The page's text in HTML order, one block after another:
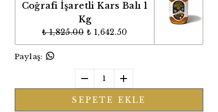
Coğrafi İşaretli Kars Balı 1
Kg
₺ 1,825.00 ₺ 1,642.50
Paylaş:
1
SEPETE EKLE